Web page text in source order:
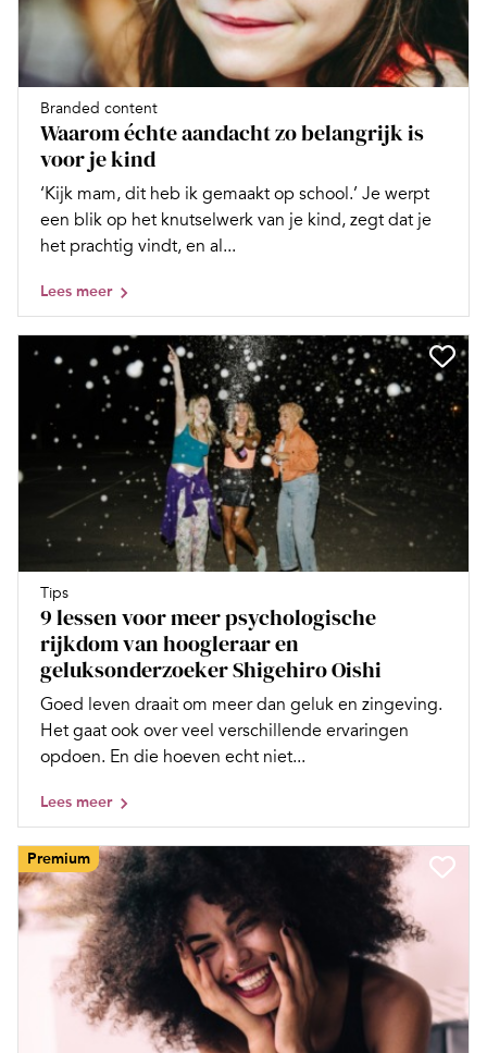
Branded content
Waarom échte aandacht zo belangrijk is
voor je kind
‘Kijk mam, dit heb ik gemaakt op school.’ Je werpt
een blik op het knutselwerk van je kind, zegt dat je
het prachtig vindt, en al...
Lees meer
Tips
9 lessen voor meer psychologische
rijkdom van hoogleraar en
geluksonderzoeker Shigehiro Oishi
Goed leven draait om meer dan geluk en zingeving.
Het gaat ook over veel verschillende ervaringen
opdoen. En die hoeven echt niet...
Lees meer
Premium